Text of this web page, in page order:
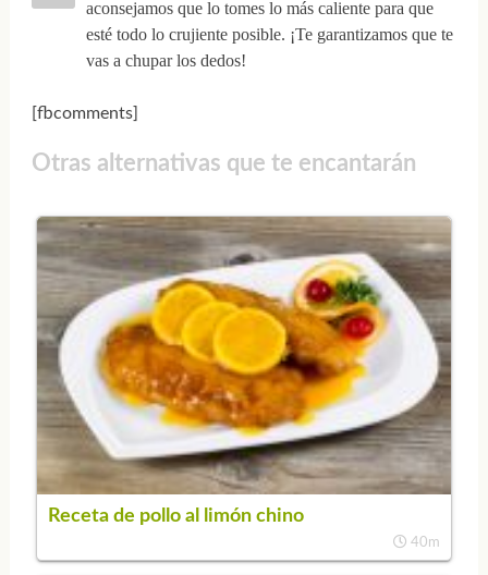
aconsejamos que lo tomes lo más caliente para que
esté todo lo crujiente posible. ¡Te garantizamos que te
vas a chupar los dedos!
[fbcomments]
Otras alternativas que te encantarán
Receta de pollo al limón chino
40m